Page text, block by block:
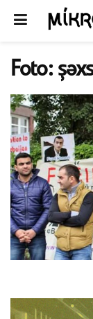
Foto: